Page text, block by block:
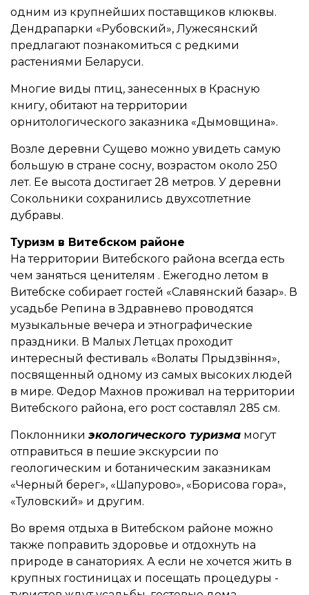
одним из крупнейших поставщиков клюквы.
Дендрапарки «Рубовский», Лужесянский
предлагают познакомиться с редкими
растениями Беларуси.
Многие виды птиц, занесенных в Красную
книгу, обитают на территории
орнитологического заказника «Дымовщина».
Возле деревни Сущево можно увидеть самую
большую в стране сосну, возрастом около 250
лет. Ее высота достигает 28 метров. У деревни
Сокольники сохранились двухсотлетние
дубравы.
Туризм в Витебском районе
На территории Витебского района всегда есть
чем заняться ценителям . Ежегодно летом в
Витебске собирает гостей «Славянский базар». В
усадьбе Репина в Здравнево проводятся
музыкальные вечера и этнографические
праздники. В Малых Летцах проходит
интересный фестиваль «Волаты Прыдзвiння»,
посвященный одному из самых высоких людей
в мире. Федор Махнов проживал на территории
Витебского района, его рост составлял 285 см.
Поклонники экологического туризма могут
отправиться в пешие экскурсии по
геологическим и ботаническим заказникам
«Черный берег», «Шапурово», «Борисова гора»,
«Туловский» и другим.
Во время отдыха в Витебском районе можно
также поправить здоровье и отдохнуть на
природе в санаториях. А если не хочется жить в
крупных гостиницах и посещать процедуры -